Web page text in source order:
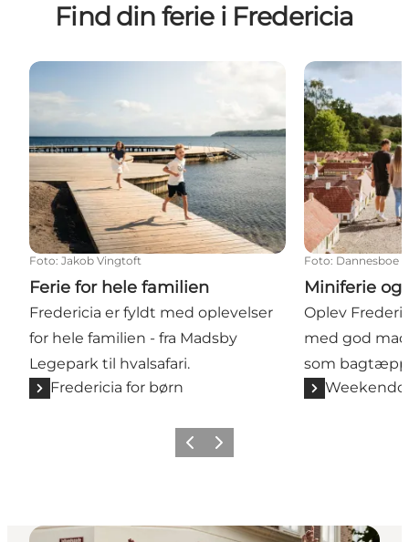
Find din ferie i Fredericia
Ferie for hele familien
Foto: Jakob Vingtoft
Ferie for hele familien
Fredericia er fyldt med oplevelser
for hele familien - fra Madsby
Legepark til hvalsafari.
Fredericia for børn
Miniferie og
Foto: Dannesboe
Miniferie og
Oplev
med god
som
Forrige billede
Næste billede